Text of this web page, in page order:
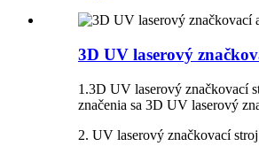
3D UV laserový
1.3D UV laserový značkovací
značenia sa 3D UV laserový
2. UV laserový značkovací